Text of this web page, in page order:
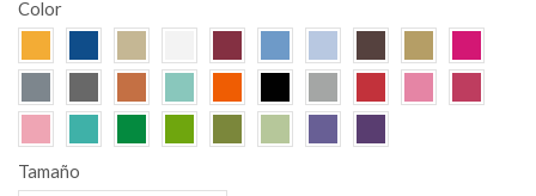
Color
Tamaño